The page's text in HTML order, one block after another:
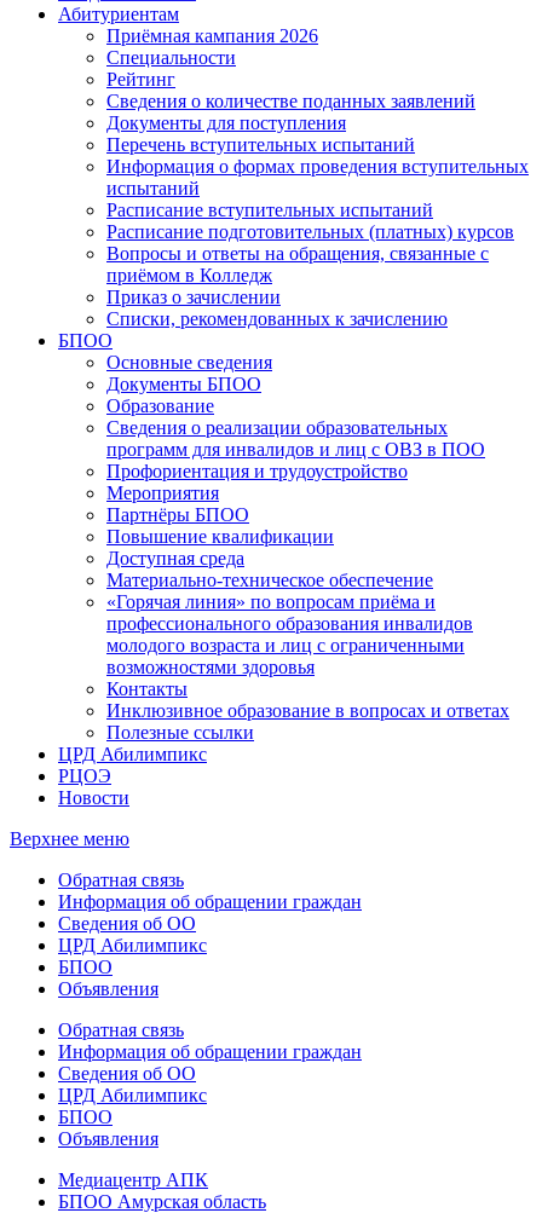
Абитуриентам
Приёмная кампания 2026
Специальности
Рейтинг
Сведения о количестве поданных заявлений
Документы для поступления
Перечень вступительных испытаний
Информация о формах проведения вступительных
испытаний
Расписание вступительных испытаний
Расписание подготовительных (платных) курсов
Вопросы и ответы на обращения, связанные с
приёмом в Колледж
Приказ о зачислении
Списки, рекомендованных к зачислению
БПОО
Основные сведения
Документы БПОО
Образование
Сведения о реализации образовательных
программ для инвалидов и лиц с ОВЗ в ПОО
Профориентация и трудоустройство
Мероприятия
Партнёры БПОО
Повышение квалификации
Доступная среда
Материально-техническое обеспечение
«Горячая линия» по вопросам приёма и
профессионального образования инвалидов
молодого возраста и лиц с ограниченными
возможностями здоровья
Контакты
Инклюзивное образование в вопросах и ответах
Полезные ссылки
ЦРД Абилимпикс
РЦОЭ
Новости
Верхнее меню
Обратная связь
Информация об обращении граждан
Сведения об ОО
ЦРД Абилимпикс
БПОО
Объявления
Обратная связь
Информация об обращении граждан
Сведения об ОО
ЦРД Абилимпикс
БПОО
Объявления
Медиацентр АПК
БПОО Амурская область